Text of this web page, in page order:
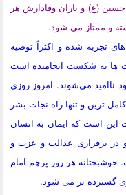
(ع) و یاران وفادارش هر
و ممتاز می شود.
تجربه شده و اکثراً توصیه
ها به شکست انجامیده است
ناامید می‌شوند. امروز روزی
ترین و تنها راه نجات بشر
است که ایمان به انسان
در برقراری عدالت و عزت و
خوشبختانه هر روز پرچم امام
گسترده تر می شود.